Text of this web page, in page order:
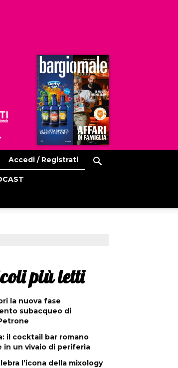
Ristoranti
Hoteldomani
Accedi / Registrati
più letti
la nuova fase
subacqueo di
il cocktail bar romano
in un vivaio di periferia
l’icona della mixology